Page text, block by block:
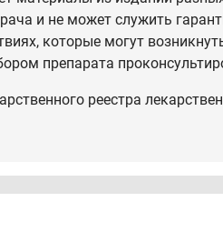
и не может служить
которые могут
препарата
реестра